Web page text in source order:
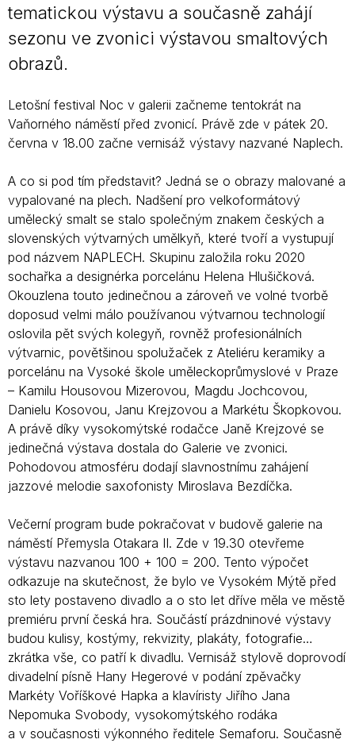
tematickou výstavu a současně zahájí
sezonu ve zvonici výstavou smaltových
obrazů.
Letošní festival Noc v galerii začneme tentokrát na
Vaňorného náměstí před zvonicí. Právě zde v pátek 20.
června v 18.00 začne vernisáž výstavy nazvané Naplech.
A co si pod tím představit? Jedná se o obrazy malované a
vypalované na plech. Nadšení pro velkoformátový
umělecký smalt se stalo společným znakem českých a
slovenských výtvarných umělkyň, které tvoří a vystupují
pod názvem NAPLECH. Skupinu založila roku 2020
sochařka a designérka porcelánu Helena Hlušičková.
Okouzlena touto jedinečnou a zároveň ve volné tvorbě
doposud velmi málo používanou výtvarnou technologií
oslovila pět svých kolegyň, rovněž profesionálních
výtvarnic, povětšinou spolužaček z Ateliéru keramiky a
porcelánu na Vysoké škole uměleckoprůmyslové v Praze
– Kamilu Housovou Mizerovou, Magdu Jochcovou,
Danielu Kosovou, Janu Krejzovou a Markétu Škopkovou.
A právě díky vysokomýtské rodačce Janě Krejzové se
jedinečná výstava dostala do Galerie ve zvonici.
Pohodovou atmosféru dodají slavnostnímu zahájení
jazzové melodie saxofonisty Miroslava Bezdíčka.
Večerní program bude pokračovat v budově galerie na
náměstí Přemysla Otakara II. Zde v 19.30 otevřeme
výstavu nazvanou 100 + 100 = 200. Tento výpočet
odkazuje na skutečnost, že bylo ve Vysokém Mýtě před
sto lety postaveno divadlo a o sto let dříve měla ve městě
premiéru první česká hra. Součástí prázdninové výstavy
budou kulisy, kostýmy, rekvizity, plakáty, fotografie…
zkrátka vše, co patří k divadlu. Vernisáž stylově doprovodí
divadelní písně Hany Hegerové v podání zpěvačky
Markéty Voříškové Hapka a klavíristy Jiřího Jana
Nepomuka Svobody, vysokomýtského rodáka
a v současnosti výkonného ředitele Semaforu. Současně